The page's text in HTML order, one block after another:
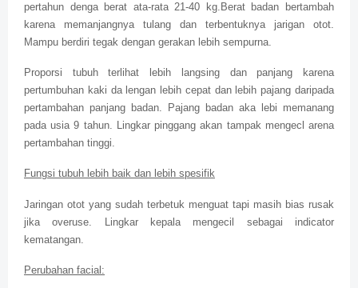
pertahun denga berat ata-rata 21-40 kg.Berat badan bertambah
karena memanjangnya tulang dan terbentuknya jarigan otot.
Mampu berdiri tegak dengan gerakan lebih sempurna.
Proporsi tubuh terlihat lebih langsing dan panjang karena
pertumbuhan kaki da lengan lebih cepat dan lebih pajang daripada
pertambahan panjang badan. Pajang badan aka lebi memanang
pada usia 9 tahun. Lingkar pinggang akan tampak mengecl arena
pertambahan tinggi.
Fungsi tubuh lebih baik dan lebih spesifik
Jaringan otot yang sudah terbetuk menguat tapi masih bias rusak
jika overuse. Lingkar kepala mengecil sebagai indicator
kematangan.
Perubahan facial: